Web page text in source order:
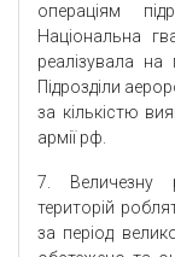
операціям
Національна
реалізувала на
Підрозділи
за кількістю
армії рф.
7. Величезну
територій
за період